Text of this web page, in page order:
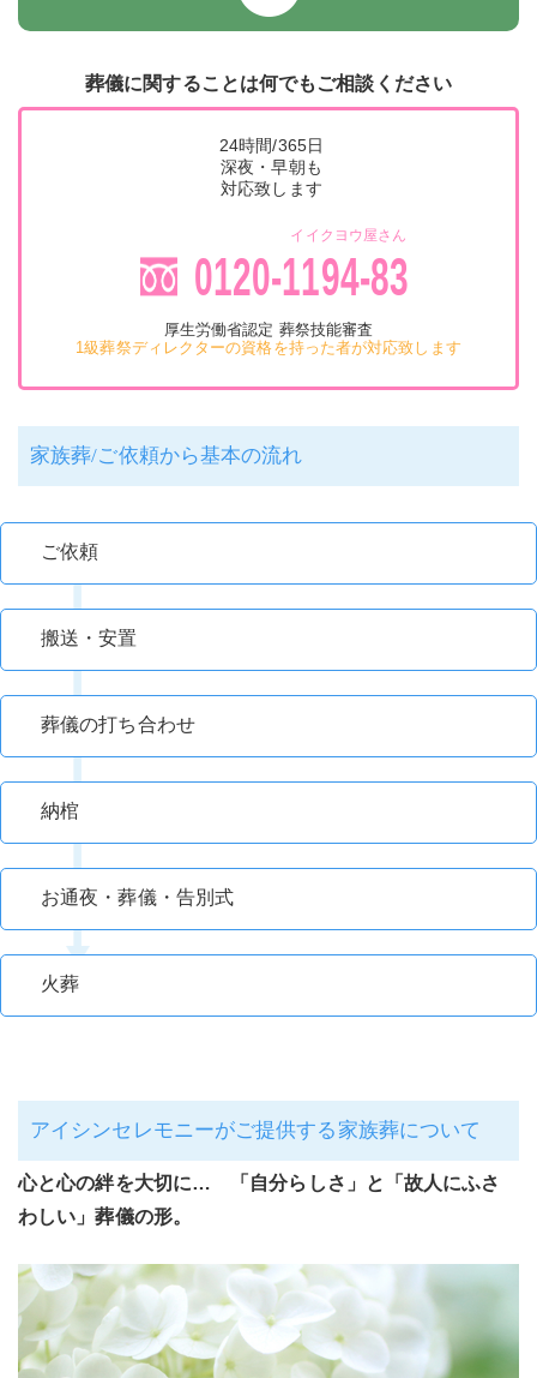
葬儀に関することは何でもご相談ください
24時間/365日
深夜・早朝も
対応致します
イイクヨウ屋さん
0120-1194-83
厚生労働省認定 葬祭技能審査
1級葬祭ディレクターの資格を持った者が対応致します
家族葬/ご依頼から基本の流れ
ご依頼
搬送・安置
葬儀の打ち合わせ
納棺
お通夜・葬儀・告別式
火葬
アイシンセレモニーがご提供する家族葬について
心と心の絆を大切に… 「自分らしさ」と「故人にふさ
わしい」葬儀の形。